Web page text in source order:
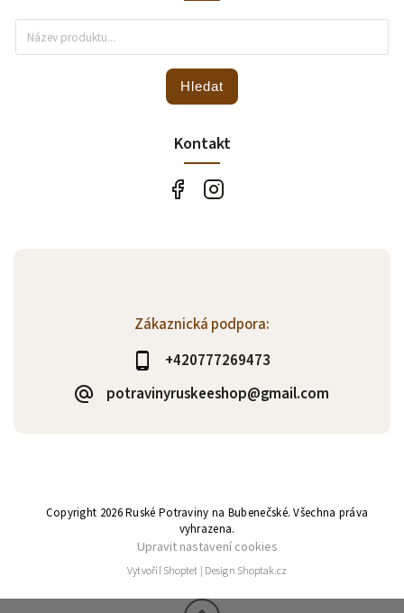
Zákaznická podpora:
+420777269473
potravinyruskeeshop@gmail.com
Hledat
Kontakt
Copyright 2026Ruské Potraviny na Bubenečské. Všechna práva
vyhrazena.
Upravit nastavení cookies
VytvořilShoptet | Design Shoptak.cz